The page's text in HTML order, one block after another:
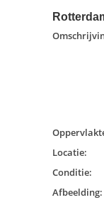
Locatie:
Conditie:
Afbeelding: